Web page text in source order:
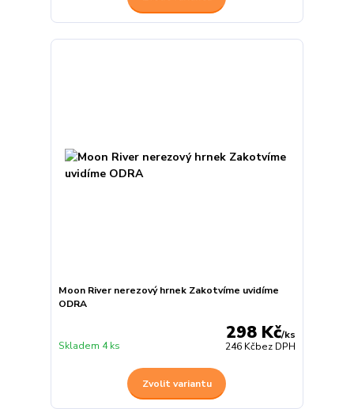
Moon River nerezový hrnek Zakotvíme uvidíme
ODRA
298 Kč/ks
246 Kčbez DPH
Skladem 4 ks
Zvolit variantu